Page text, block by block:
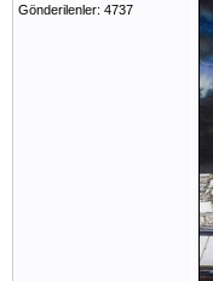
Gönderilenler: 4737